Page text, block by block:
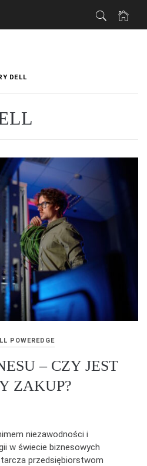
DELL
POWEREDGE
– CZY JEST
ZAKUP?
niezawodności i
w świecie biznesowych
przedsiębiorstwom